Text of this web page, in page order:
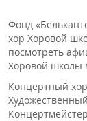
Фонд
хор Хоровой
посмотреть
Хоровой школы
Концертный